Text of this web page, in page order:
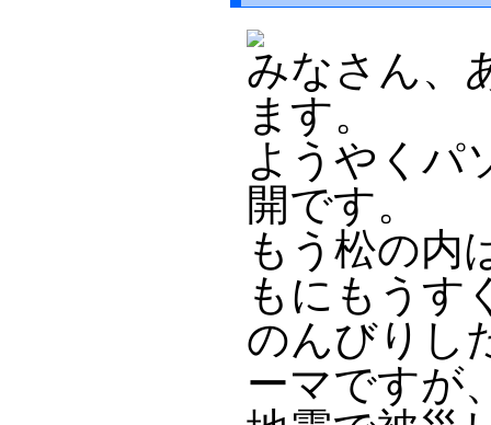
みなさん、
ます。
ようやくパ
開です。
もう松の内
もにもうす
のんびりし
ーマですが